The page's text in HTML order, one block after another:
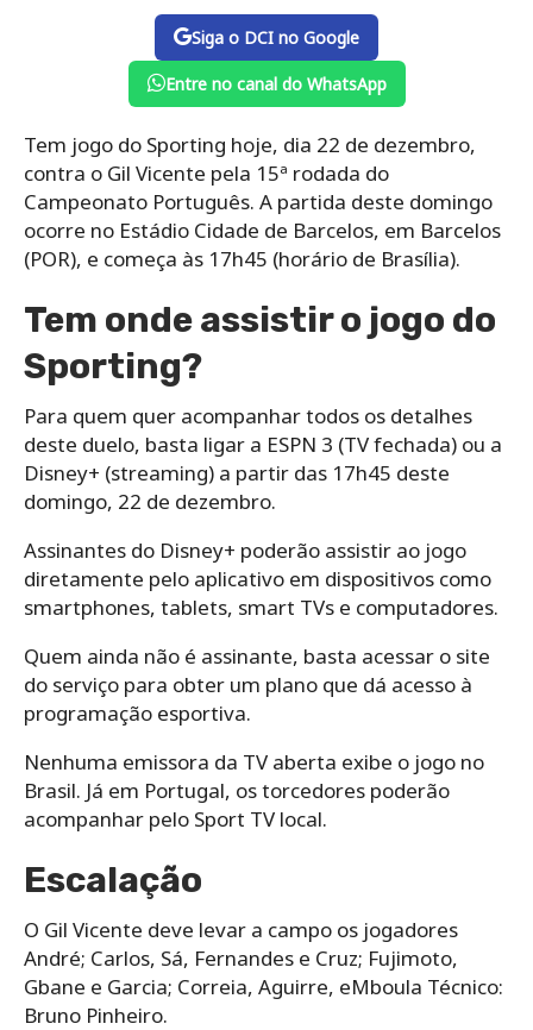
Siga o DCI no Google
Entre no canal do WhatsApp
Tem jogo do Sporting hoje, dia 22 de dezembro,
contra o Gil Vicente pela 15ª rodada do
Campeonato Português. A partida deste domingo
ocorre no Estádio Cidade de Barcelos, em Barcelos
(POR), e começa às 17h45 (horário de Brasília).
Tem onde assistir o jogo do
Sporting?
Para quem quer acompanhar todos os detalhes
deste duelo, basta ligar a ESPN 3 (TV fechada) ou a
Disney+ (streaming) a partir das 17h45 deste
domingo, 22 de dezembro.
Assinantes do Disney+ poderão assistir ao jogo
diretamente pelo aplicativo em dispositivos como
smartphones, tablets, smart TVs e computadores.
Quem ainda não é assinante, basta acessar o site
do serviço para obter um plano que dá acesso à
programação esportiva.
Nenhuma emissora da TV aberta exibe o jogo no
Brasil. Já em Portugal, os torcedores poderão
acompanhar pelo Sport TV local.
Escalação
O Gil Vicente deve levar a campo os jogadores
André; Carlos, Sá, Fernandes e Cruz; Fujimoto,
Gbane e Garcia; Correia, Aguirre, eMboula Técnico:
Bruno Pinheiro.